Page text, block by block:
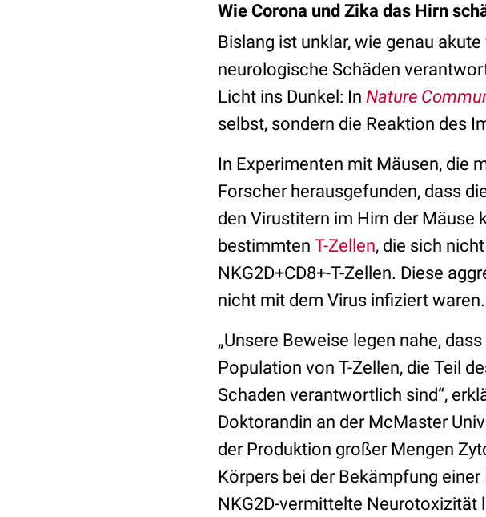
Wie Corona und Zika das Hirn
Bislang ist unklar, wie genau
neurologische Schäden
Licht ins Dunkel: In Nature
selbst, sondern die Reaktion des
In Experimenten mit Mäusen, die
Forscher herausgefunden, dass
den Virustitern im Hirn der
bestimmten T-Zellen, die sich
NKG2D+CD8+-T-Zellen. Diese
nicht mit dem Virus infiziert waren.
„Unsere Beweise legen nahe,
Population von T-Zellen, die Teil
Schaden verantwortlich sind“,
Doktorandin an der McMaster
der Produktion großer Mengen
Körpers bei der Bekämpfung
NKG2D-vermittelte Neurotoxizität